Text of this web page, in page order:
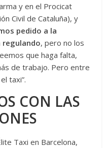
y en el Procicat
Civil de Cataluña), y
pedido a la
regulando, pero no los
que haga falta,
de trabajo. Pero entre
taxi”.
CON LAS
Taxi en Barcelona,